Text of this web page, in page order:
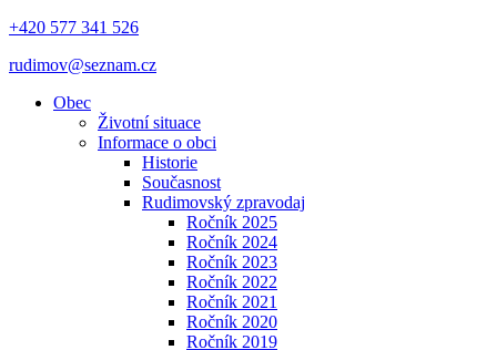
+420 577 341 526
rudimov@seznam.cz
Obec
Životní situace
Informace o obci
Historie
Současnost
Rudimovský zpravodaj
Ročník 2025
Ročník 2024
Ročník 2023
Ročník 2022
Ročník 2021
Ročník 2020
Ročník 2019